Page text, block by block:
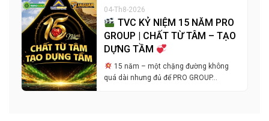
04-Th8-2026
TVC KỶ NIỆM 15 NĂM PRO
GROUP | CHẤT TỪ TÂM – TẠO
DỰNG TẦM
15 năm – một chặng đường không
quá dài nhưng đủ để PRO GROUP…